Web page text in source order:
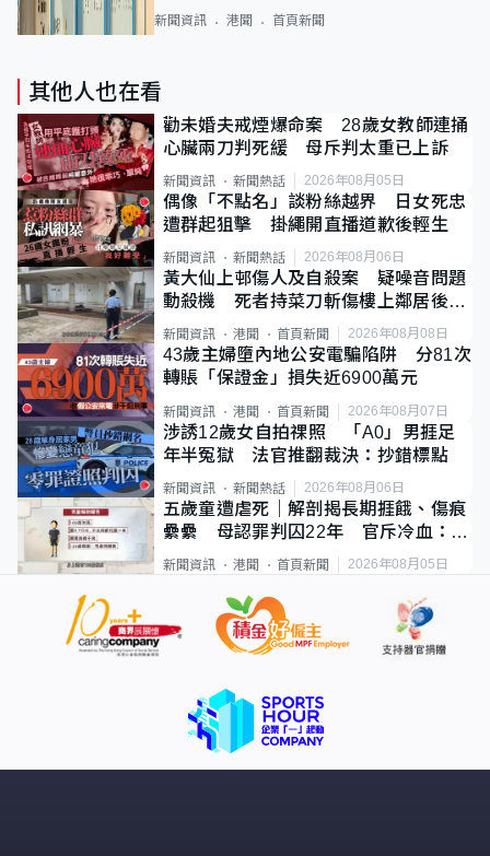
新聞資訊 港聞 首頁新聞
其他人也在看
勸未婚夫戒煙爆命案 28歲女教師連捅
心臟兩刀判死緩 母斥判太重已上訴
新聞資訊 新聞熱話 2026年08月05日
偶像「不點名」談粉絲越界 日女死忠
遭群起狙擊 掛繩開直播道歉後輕生
新聞資訊 新聞熱話 2026年08月06日
黃大仙上邨傷人及自殺案 疑噪音問題
動殺機 死者持菜刀斬傷樓上鄰居後墮
斃
新聞資訊 港聞 首頁新聞 2026年08月08日
43歲主婦墮內地公安電騙陷阱 分81次
轉賬「保證金」損失近6900萬元
新聞資訊 港聞 首頁新聞 2026年08月07日
涉誘12歲女自拍祼照 「A0」男捱足
年半冤獄 法官推翻裁決：抄錯標點
新聞資訊 新聞熱話 2026年08月06日
五歲童遭虐死｜解剖揭長期捱餓、傷痕
纍纍 母認罪判囚22年 官斥冷血：同
類案最惡劣
新聞資訊 港聞 首頁新聞 2026年08月05日